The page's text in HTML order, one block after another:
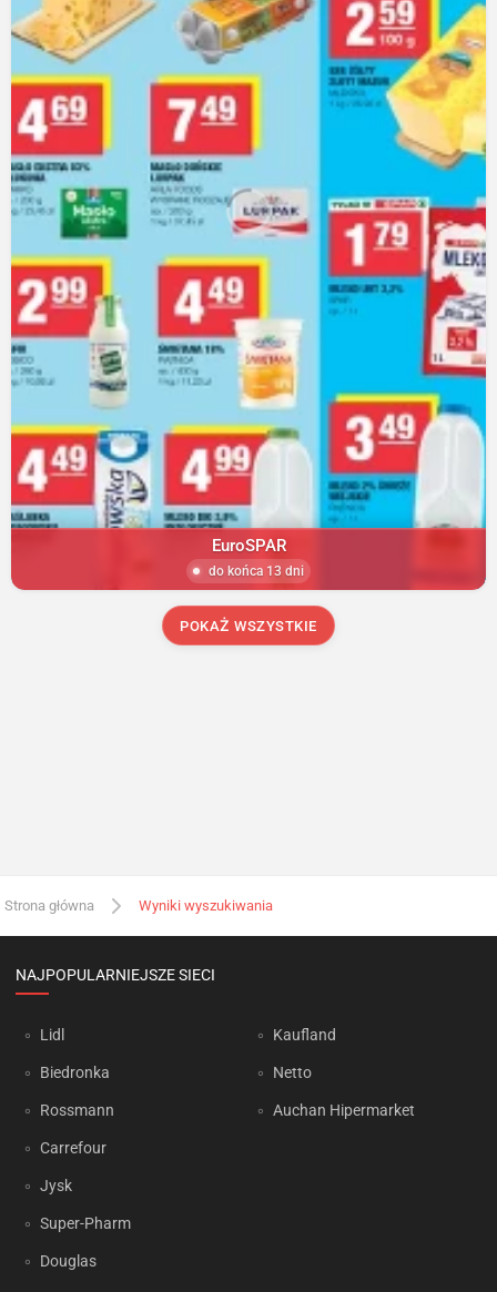
EuroSPAR
do końca 13 dni
POKAŻ WSZYSTKIE
Strona główna Wyniki wyszukiwania
NAJPOPULARNIEJSZE SIECI
Lidl
Biedronka
Rossmann
Carrefour
Jysk
Super-Pharm
Douglas
Kaufland
Netto
Auchan Hipermarket